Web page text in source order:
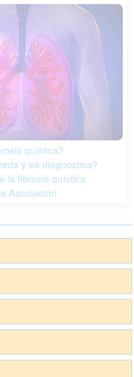
quística?
y se diagnostica?
la fibrosis quística
Asociación